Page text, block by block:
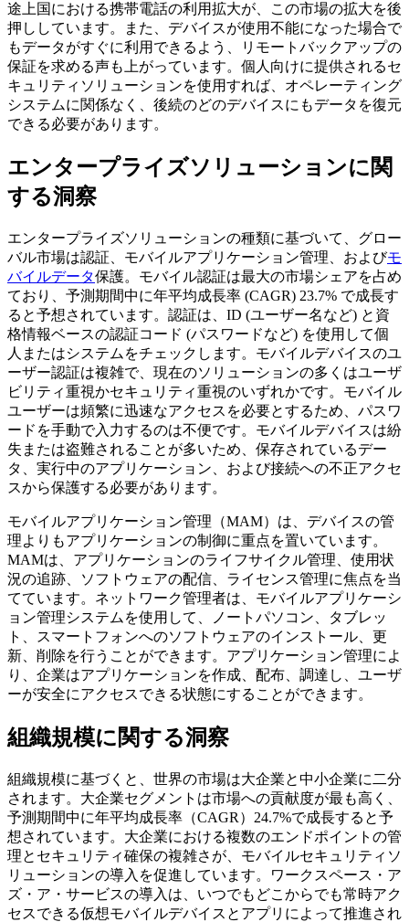
途上国における携帯電話の利用拡大が、この市場の拡大を後
押ししています。また、デバイスが使用不能になった場合で
もデータがすぐに利用できるよう、リモートバックアップの
保証を求める声も上がっています。個人向けに提供されるセ
キュリティソリューションを使用すれば、オペレーティング
システムに関係なく、後続のどのデバイスにもデータを復元
できる必要があります。
エンタープライズソリューションに関
する洞察
エンタープライズソリューションの種類に基づいて、グロー
バル市場は認証、モバイルアプリケーション管理、およびモ
バイルデータ保護。モバイル認証は最大の市場シェアを占め
ており、予測期間中に年平均成長率 (CAGR) 23.7% で成長す
ると予想されています。認証は、ID (ユーザー名など) と資
格情報ベースの認証コード (パスワードなど) を使用して個
人またはシステムをチェックします。モバイルデバイスのユ
ーザー認証は複雑で、現在のソリューションの多くはユーザ
ビリティ重視かセキュリティ重視のいずれかです。モバイル
ユーザーは頻繁に迅速なアクセスを必要とするため、パスワ
ードを手動で入力するのは不便です。モバイルデバイスは紛
失または盗難されることが多いため、保存されているデー
タ、実行中のアプリケーション、および接続への不正アクセ
スから保護する必要があります。
モバイルアプリケーション管理（MAM）は、デバイスの管
理よりもアプリケーションの制御に重点を置いています。
MAMは、アプリケーションのライフサイクル管理、使用状
況の追跡、ソフトウェアの配信、ライセンス管理に焦点を当
てています。ネットワーク管理者は、モバイルアプリケーシ
ョン管理システムを使用して、ノートパソコン、タブレッ
ト、スマートフォンへのソフトウェアのインストール、更
新、削除を行うことができます。アプリケーション管理によ
り、企業はアプリケーションを作成、配布、調達し、ユーザ
ーが安全にアクセスできる状態にすることができます。
組織規模に関する洞察
組織規模に基づくと、世界の市場は大企業と中小企業に二分
されます。大企業セグメントは市場への貢献度が最も高く、
予測期間中に年平均成長率（CAGR）24.7%で成長すると予
想されています。大企業における複数のエンドポイントの管
理とセキュリティ確保の複雑さが、モバイルセキュリティソ
リューションの導入を促進しています。ワークスペース・ア
ズ・ア・サービスの導入は、いつでもどこからでも常時アク
セスできる仮想モバイルデバイスとアプリによって推進され